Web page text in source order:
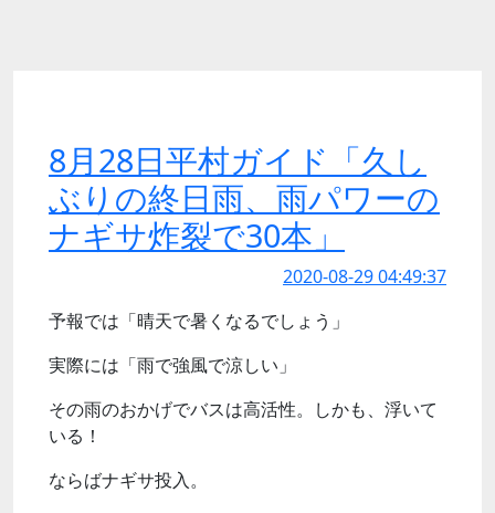
8月28日平村ガイド「久し
ぶりの終日雨、雨パワーの
ナギサ炸裂で30本」
2020-08-29 04:49:37
予報では「晴天で暑くなるでしょう」
実際には「雨で強風で涼しい」
その雨のおかげでバスは高活性。しかも、浮いて
いる！
ならばナギサ投入。